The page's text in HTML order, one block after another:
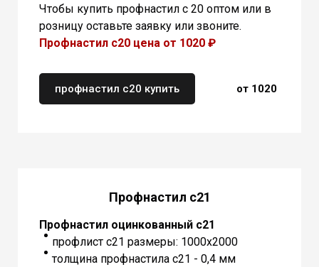
Чтобы купить профнастил с 20 оптом или в
розницу оставьте заявку или звоните.
Профнастил с20 цена от 1020 ₽
профнастил с20 купить от 1020
Профнастил с21
Профнастил оцинкованный с21
профлист с21 размеры: 1000х2000
толщина профнастила с21 - 0,4 мм